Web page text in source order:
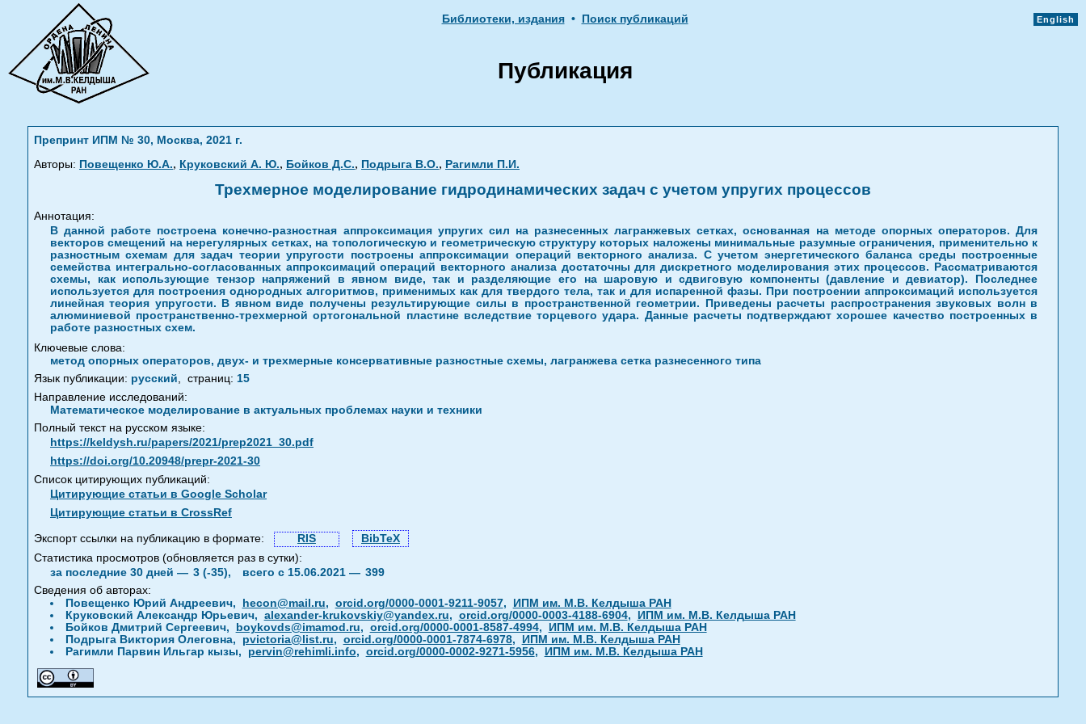
Библиотеки, издания • Поиск публикаций English
Публикация
Препринт ИПМ № 30, Москва, 2021 г.
Авторы: Повещенко Ю.А., Круковский А. Ю., Бойков Д.С., Подрыга В.О., Рагимли П.И.
Трехмерное моделирование гидродинамических задач с учетом упругих процессов
Аннотация:
В данной работе построена конечно-разностная аппроксимация упругих сил на разнесенных лагранжевых сетках, основанная на методе опорных операторов. Для
векторов смещений на нерегулярных сетках, на топологическую и геометрическую структуру которых наложены минимальные разумные ограничения, применительно к
разностным схемам для задач теории упругости построены аппроксимации операций векторного анализа. С учетом энергетического баланса среды построенные
семейства интегрально-согласованных аппроксимаций операций векторного анализа достаточны для дискретного моделирования этих процессов. Рассматриваются
схемы, как использующие тензор напряжений в явном виде, так и разделяющие его на шаровую и сдвиговую компоненты (давление и девиатор). Последнее
используется для построения однородных алгоритмов, применимых как для твердого тела, так и для испаренной фазы. При построении аппроксимаций используется
линейная теория упругости. В явном виде получены результирующие силы в пространственной геометрии. Приведены расчеты распространения звуковых волн в
алюминиевой пространственно-трехмерной ортогональной пластине вследствие торцевого удара. Данные расчеты подтверждают хорошее качество построенных в
работе разностных схем.
Ключевые слова:
метод опорных операторов, двух- и трехмерные консервативные разностные схемы, лагранжева сетка разнесенного типа
Язык публикации: русский, страниц: 15
Направление исследований:
Математическое моделирование в актуальных проблемах науки и техники
Полный текст на русском языке:
https://keldysh.ru/papers/2021/prep2021_30.pdf
https://doi.org/10.20948/prepr-2021-30
Список цитирующих публикаций:
Цитирующие статьи в Google Scholar
Цитирующие статьи в CrossRef
Экспорт ссылки на публикацию в формате: RIS
BibTeX
Статистика просмотров (обновляется раз в сутки):
за последние 30 дней — 3 (-35), всего с 15.06.2021 — 399
Сведения об авторах:
Повещенко Юрий Андреевич,
hecon@mail.ru, orcid.org/0000-0001-9211-9057,
ИПМ им. М.В. Келдыша РАН
Круковский Александр Юрьевич, alexander-krukovskiy@yandex.ru, orcid.org/0000-0003-4188-6904,
ИПМ им. М.В. Келдыша РАН
Бойков Дмитрий Сергеевич,
boykovds@imamod.ru, orcid.org/0000-0001-8587-4994,
ИПМ им. М.В. Келдыша РАН
Подрыга Виктория Олеговна, pvictoria@list.ru, orcid.org/0000-0001-7874-6978,
ИПМ им. М.В. Келдыша РАН
Рагимли Парвин Ильгар кызы, pervin@rehimli.info, orcid.org/0000-0002-9271-5956, ИПМ им. М.В. Келдыша РАН